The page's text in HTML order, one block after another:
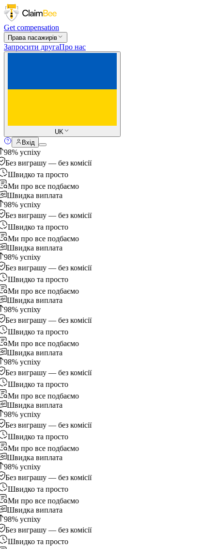
Get compensation
Права пасажирів
Запросити другаПро нас
UK
Вхід
98% успіху
Без виграшу — без комісії
Швидко та просто
Ми про все подбаємо
Швидка виплата
98% успіху
Без виграшу — без комісії
Швидко та просто
Ми про все подбаємо
Швидка виплата
98% успіху
Без виграшу — без комісії
Швидко та просто
Ми про все подбаємо
Швидка виплата
98% успіху
Без виграшу — без комісії
Швидко та просто
Ми про все подбаємо
Швидка виплата
98% успіху
Без виграшу — без комісії
Швидко та просто
Ми про все подбаємо
Швидка виплата
98% успіху
Без виграшу — без комісії
Швидко та просто
Ми про все подбаємо
Швидка виплата
98% успіху
Без виграшу — без комісії
Швидко та просто
Ми про все подбаємо
Швидка виплата
98% успіху
Без виграшу — без комісії
Швидко та просто